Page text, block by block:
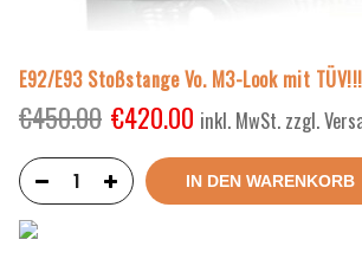
E92/E93 Stoßstange Vo. M3-Look mit TÜV!!!
€450.00 €420.00 inkl. MwSt. zzgl.
IN DEN WARENKORB